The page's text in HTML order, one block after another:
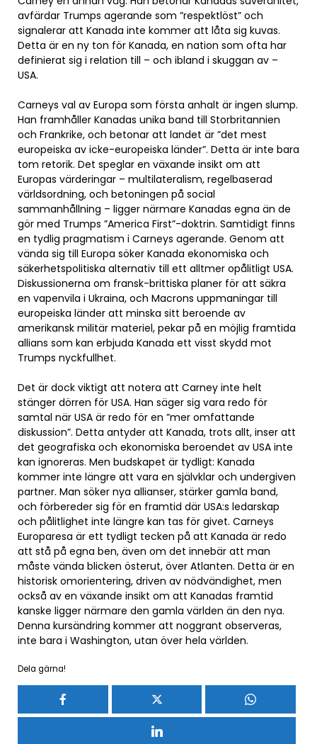
avfärdar Trumps agerande som ”respektlöst” och
signalerar att Kanada inte kommer att låta sig kuvas.
Detta är en ny ton för Kanada, en nation som ofta har
definierat sig i relation till – och ibland i skuggan av –
USA.
Carneys val av Europa som första anhalt är ingen slump.
Han framhåller Kanadas unika band till Storbritannien
och Frankrike, och betonar att landet är ”det mest
europeiska av icke-europeiska länder”. Detta är inte bara
tom retorik. Det speglar en växande insikt om att
Europas värderingar – multilateralism, regelbaserad
världsordning, och betoningen på social
sammanhållning – ligger närmare Kanadas egna än de
gör med Trumps ”America First”-doktrin. Samtidigt finns
en tydlig pragmatism i Carneys agerande. Genom att
vända sig till Europa söker Kanada ekonomiska och
säkerhetspolitiska alternativ till ett alltmer opålitligt USA.
Diskussionerna om fransk-brittiska planer för att säkra
en vapenvila i Ukraina, och Macrons uppmaningar till
europeiska länder att minska sitt beroende av
amerikansk militär materiel, pekar på en möjlig framtida
allians som kan erbjuda Kanada ett visst skydd mot
Trumps nyckfullhet.
Det är dock viktigt att notera att Carney inte helt
stänger dörren för USA. Han säger sig vara redo för
samtal när USA är redo för en ”mer omfattande
diskussion”. Detta antyder att Kanada, trots allt, inser att
det geografiska och ekonomiska beroendet av USA inte
kan ignoreras. Men budskapet är tydligt: Kanada
kommer inte längre att vara en självklar och undergiven
partner. Man söker nya allianser, stärker gamla band,
och förbereder sig för en framtid där USA:s ledarskap
och pålitlighet inte längre kan tas för givet. Carneys
Europaresa är ett tydligt tecken på att Kanada är redo
att stå på egna ben, även om det innebär att man
måste vända blicken österut, över Atlanten. Detta är en
historisk omorientering, driven av nödvändighet, men
också av en växande insikt om att Kanadas framtid
kanske ligger närmare den gamla världen än den nya.
Denna kursändring kommer att noggrant observeras,
inte bara i Washington, utan över hela världen.
Dela gärna!